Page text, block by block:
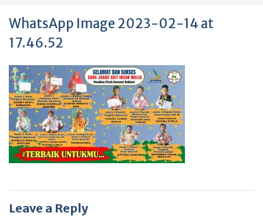
WhatsApp Image 2023-02-14 at
17.46.52
Leave a Reply